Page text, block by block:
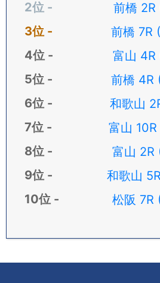
前橋 2R
前橋 7R
富山 4R
前橋 4R
和歌山
富山
富山 2R
和歌山
松阪 7R